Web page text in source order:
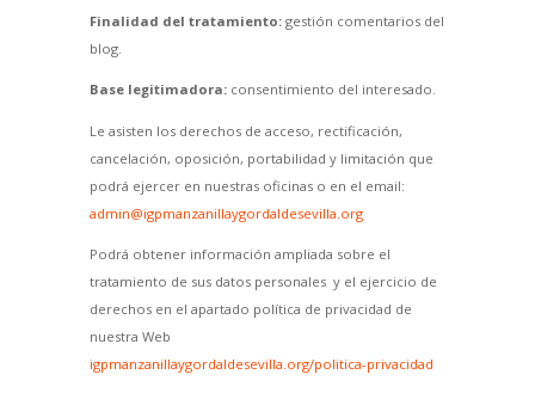
Finalidad del tratamiento:gestión comentarios del
blog.
Base legitimadora:consentimiento del interesado.
Le asisten los derechos de acceso, rectificación,
cancelación, oposición, portabilidad y limitación que
podrá ejercer en nuestras oficinas o en el email:
admin@igpmanzanillaygordaldesevilla.org
Podrá obtener información ampliada sobre el
tratamiento de sus datos personales y el ejercicio de
derechos en el apartado política de privacidad de
nuestra Web
igpmanzanillaygordaldesevilla.org/politica-privacidad